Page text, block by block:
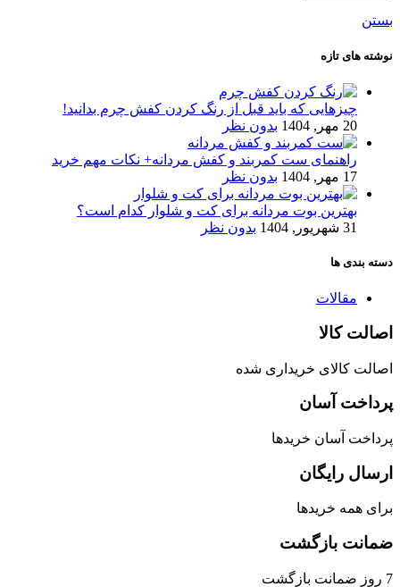
بستن
نوشته های تازه
چیزهایی که باید قبل از رنگ کردن کفش چرم بدانید!
20 مهر, 1404
بدون نظر
راهنمای ست کمربند و کفش مردانه+ نکات مهم خرید
17 مهر, 1404
بدون نظر
بهترین بوت مردانه برای کت و شلوار کدام است؟
31 شهریور, 1404
بدون نظر
دسته بندی ها
مقالات
اصالت کالا
اصالت کالای خریداری شده
پرداخت آسان
پرداخت آسان خریدها
ارسال رایگان
برای همه خریدها
ضمانت بازگشت
7 روز ضمانت بازگشت